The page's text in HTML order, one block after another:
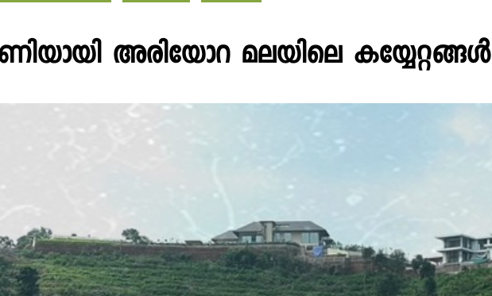
അരിയോറ മലയിലെ കയ്യേറ്റങ്ങൾ